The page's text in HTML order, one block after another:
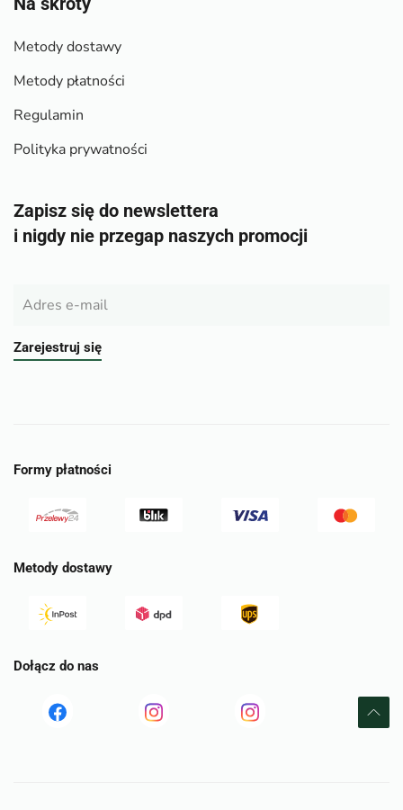
Metody dostawy
Metody płatności
Regulamin
Polityka prywatności
Zapisz się do newslettera
i nigdy nie przegap naszych promocji
Zarejestruj się
Formy płatności
Metody dostawy
Dołącz do nas